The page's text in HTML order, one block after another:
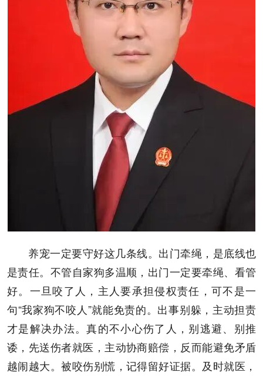
养宠一定要守好这几条线。出门牵绳，是底线也
是责任。不管自家狗多温顺，出门一定要牵绳、看管
好。一旦咬了人，主人要承担侵权责任，可不是一
句“我家狗不咬人”就能免责的。出事别躲，主动担责
才是解决办法。真的不小心伤了人，别逃避、别推
诿，先送伤者就医，主动协商赔偿，反而能避免矛盾
越闹越大。被咬伤别慌，记得留好证据。及时就医，